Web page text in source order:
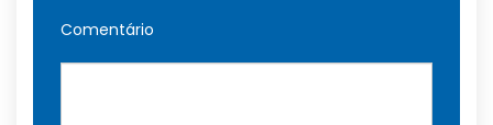
Comentário